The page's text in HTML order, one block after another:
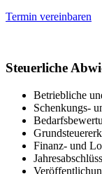
Termin vereinbaren
Steuerliche
Betriebliche
Schenkungs-
Finanz- und